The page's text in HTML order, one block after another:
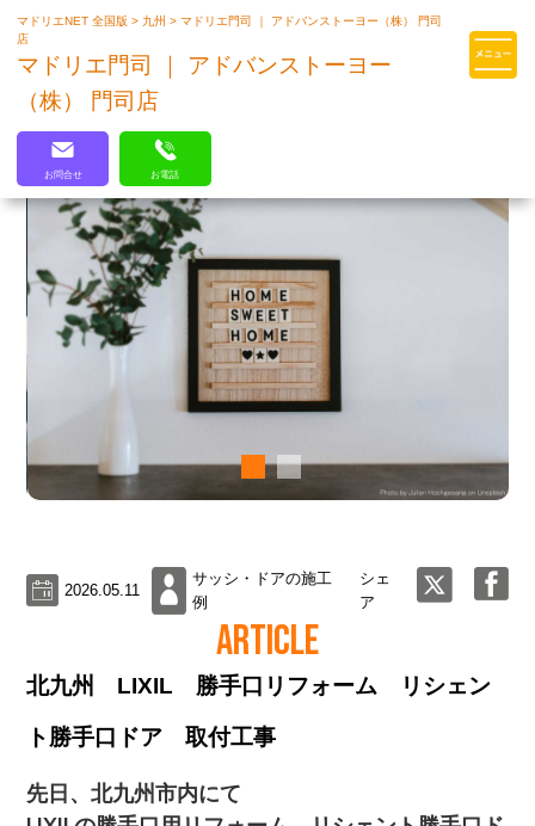
マドリエはLIXILの厳しい基準を
マドリエNET 全国版> 九州>マドリエ門司 ｜ アドバンストーヨー（株） 門司
店
マドリエ門司 ｜ アドバンストーヨー
（株） 門司店
お問合せ お電話
2026.05.11
サッシ・ドアの施工
例
シェ
ア
ARTICLE
北九州 LIXIL 勝手口リフォーム リシェン
ト勝手口ドア 取付工事